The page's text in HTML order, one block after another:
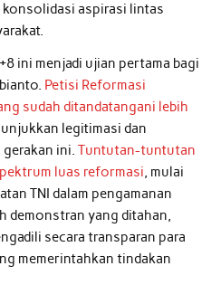
aspirasi lintas
ini menjadi ujian pertama bagi
Petisi Reformasi
sudah ditandatangani lebih
legitimasi dan
ini. Tuntutan-tuntutan
luas reformasi , mulai
TNI dalam pengamanan
demonstran yang ditahan,
secara transparan para
memerintahkan tindakan